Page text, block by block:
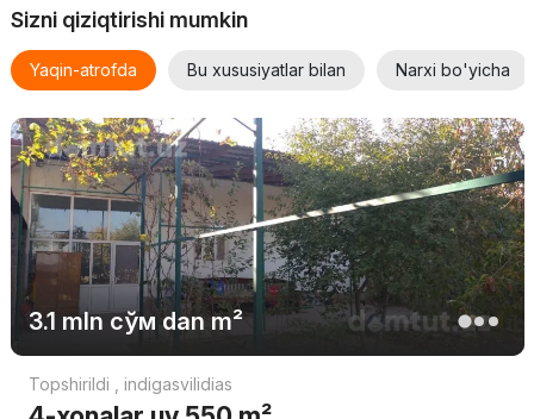
Sizni qiziqtirishi mumkin
Yaqin-atrofda Bu xususiyatlar bilan Narxi bo'yicha
3.1 mln сўм dan m²
Topshirildi indigasvilidias